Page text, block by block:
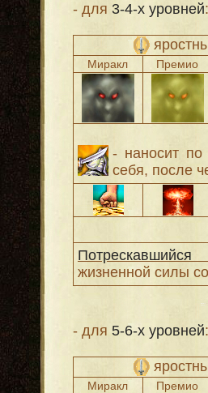
- для 3-4-х уровней:
Миракл Премио
- наносит
себя, после
жизненной силы
- для 5-6-х уровней:
Миракл Премио